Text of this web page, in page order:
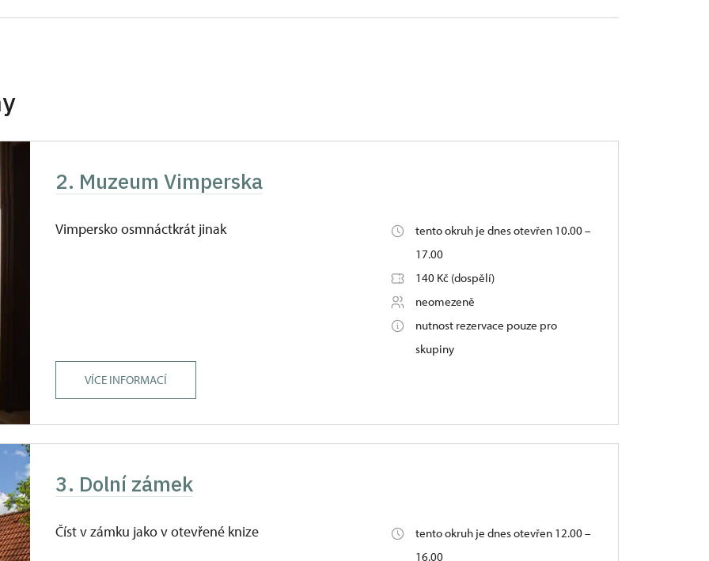
zdarma
pokladně či telefonicky.
2. Muzeum Vimperska
Vimpersko osmnáctkrát jinak
tento okruh je dnes otevřen 10.00 –
17.00
140 Kč (dospělí)
neomezeně
nutnost rezervace pouze pro
skupiny
VÍCE INFORMACÍ
3. Dolní zámek
Číst v zámku jako v otevřené knize
tento okruh je dnes otevřen 12.00 –
16.00